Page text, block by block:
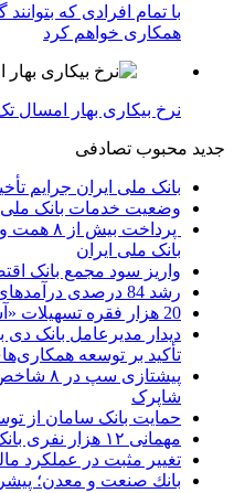
با تمام افرادی که
همکاری خواهم کرد
نرخ بیکاری بهار امسال
جدید محبوب تصادفی
بانک ملی ایران جرایم
وضعیت خدمات بانک ملی
پرداخت
بانک ملی ایران
واریز سود مجمع بانک
رشد 84 درصدی درآمدهای بانک اقتصادنوین
20 هزار فقره تسهیلات «آساوام» اقتصادنوین پرداخت شد
دیدار مدیرعامل بانک دی
تأکید بر توسعه
شاپرک
حمایت بانک سامان از
مهمانی ۱۲ هزار نفری بانک صادرات ایران
تغییر مثبت در عملکرد
بانك صنعت و معدن؛